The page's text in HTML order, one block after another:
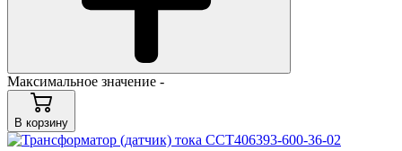
Максимальное значение -
В корзину